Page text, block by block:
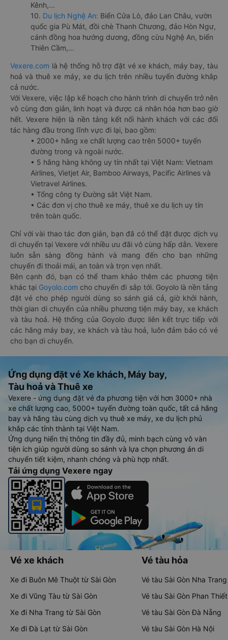
Kênh,...
10. Du lịch Nghệ An: Biển Cửa Lò, đảo Lan Châu, vườn
quốc gia Pù Mát, đồi chè Thanh Chương, đảo Hòn Ngư,
cánh đồng hoa hướng dương, đồng cừu Nghệ An, biển
Thiên Cầm,...
Vexere.com là hệ thống hỗ trợ đặt vé xe khách, máy bay, tàu
hoả và thuê xe máy, xe du lịch trên nhiều tuyến đường khắp
cả nước.
Với Vexere, việc lập kế hoạch cho hành trình di chuyển trở nên
vô cùng đơn giản, linh hoạt và được cá nhân hóa hơn bao giờ
hết. Vexere hiện là nền tảng kết nối hành khách với các đối
tác hàng đầu trong lĩnh vực đi lại, bao gồm:
• 2000+ hãng xe chất lượng cao trên 5000+ tuyến
đường trong và ngoài nước.
• 5 hãng hàng không uy tín nhất tại Việt Nam: Vietnam
Airlines, Vietjet Air, Bamboo Airways, Pacific Airlines và
Vietravel Airlines.
• Tổng công ty Đường sắt Việt Nam.
• Các đơn vị cho thuê xe máy, thuê xe du lịch uy tín
trên toàn quốc.
Chỉ với vài thao tác đơn giản, bạn đã có thể đặt được dịch vụ
di chuyển tại Vexere với nhiều ưu đãi vô cùng hấp dẫn. Vexere
luôn sẵn sàng đồng hành và mang đến cho bạn những
chuyến đi thoải mái, an toàn và trọn vẹn nhất.
Bên cạnh đó, bạn có thể tham khảo thêm các phương tiện
khác tại Goyolo.com cho chuyến đi sắp tới. Goyolo là nền tảng
đặt vé cho phép người dùng so sánh giá cả, giờ khởi hành,
thời gian di chuyển của nhiều phương tiện máy bay, xe khách
và tàu hoả. Hệ thống của Goyolo được liên kết trực tiếp với
các hãng máy bay, xe khách và tàu hoả, luôn đảm bảo có vé
cho bạn di chuyển.
Ứng dụng đặt vé Xe khách, Máy bay,
Tàu hoả và Thuê xe
Vexere - ứng dụng đặt vé đa phương tiện với hơn 3000+ nhà
xe chất lượng cao, 5000+ tuyến đường toàn quốc, tất cả hãng
bay và hãng tàu cùng dịch vụ thuê xe máy, xe du lịch phủ
khắp các tỉnh thành tại Việt Nam.
Ứng dụng hiển thị thông tin đầy đủ, minh bạch cùng vô vàn
tiện ích giúp người dùng so sánh và lựa chọn phương án di
chuyển tiết kiệm, nhanh chóng và phù hợp nhất.
Tải ứng dụng Vexere ngay
Vé xe khách
Xe đi Buôn Mê Thuột từ Sài Gòn
Xe đi Vũng Tàu từ Sài Gòn
Xe đi Nha Trang từ Sài Gòn
Xe đi Đà Lạt từ Sài Gòn
Vé tàu hỏa
Vé tàu Sài Gòn Nha Trang
Vé tàu Sài Gòn Phan Thiết
Vé tàu Sài Gòn Đà Nẵng
Vé tàu Sài Gòn Hà Nội